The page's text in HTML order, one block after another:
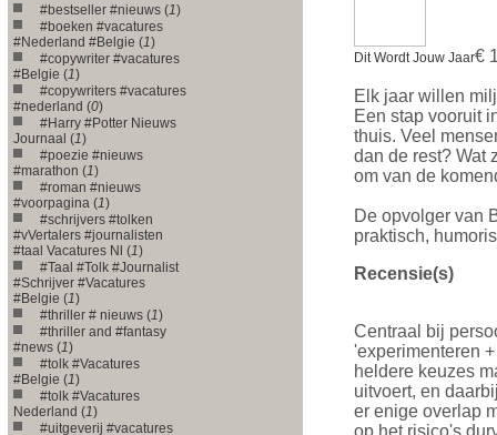
#bestseller #nieuws (1)
#boeken #vacatures
#Nederland #Belgie (1)
#copywriter #vacatures
#Belgie (1)
#copywriters #vacatures
#nederland (0)
#Harry #Potter Nieuws
Journaal (1)
#poezie #nieuws
#marathon (1)
#roman #nieuws
#voorpagina (1)
#schrijvers #tolken
#vVertalers #journalisten
#taal Vacatures Nl (1)
#Taal #Tolk #Journalist
#Schrijver #Vacatures
#Belgie (1)
#thriller # nieuws (1)
#thriller and #fantasy
#news (1)
#tolk #Vacatures
#Belgie (1)
#tolk #Vacatures
Nederland (1)
#uitgeverij #vacatures
Dit Wordt Jouw Jaar€
Elk jaar willen
Een stap vooruit
thuis. Veel
dan de rest? Wat
om van de
De opvolger van
praktisch,
Recensie(s)
Centraal bij
'experimenteren
heldere keuzes
uitvoert, en
er enige overlap